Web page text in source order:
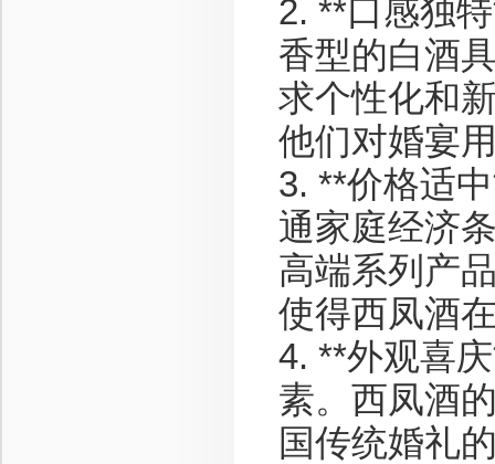
2. **口感独
香型的白酒
求个性化和
他们对婚宴
3. **价格适
通家庭经济
高端系列产
使得西凤酒
4. **外观喜
素。西凤酒
国传统婚礼